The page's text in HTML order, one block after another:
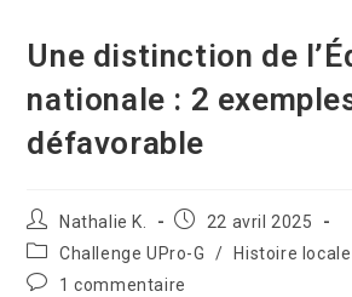
Une distinction de
nationale : 2
défavorable
Nathalie K.
22 avril 2025
Challenge UPro-G
/
Histoire
1 commentaire